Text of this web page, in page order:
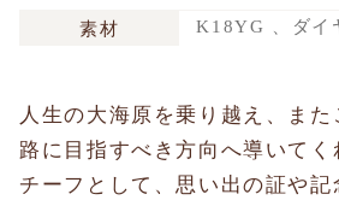
素材 K18YG 、ダイ
人生の大海原を乗り越え、ま
路に目指すべき方向へ導いてく
チーフとして、思い出の証や記